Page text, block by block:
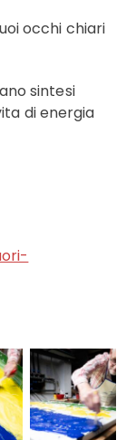
occhi chiari
sintesi
di energia